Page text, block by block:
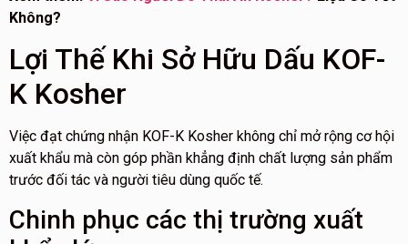
Không?
Lợi Thế Khi Sở Hữu Dấu KOF-
K Kosher
Việc đạt chứng nhận KOF-K Kosher không chỉ mở rộng cơ hội
xuất khẩu mà còn góp phần khẳng định chất lượng sản phẩm
trước đối tác và người tiêu dùng quốc tế.
Chinh phục các thị trường xuất